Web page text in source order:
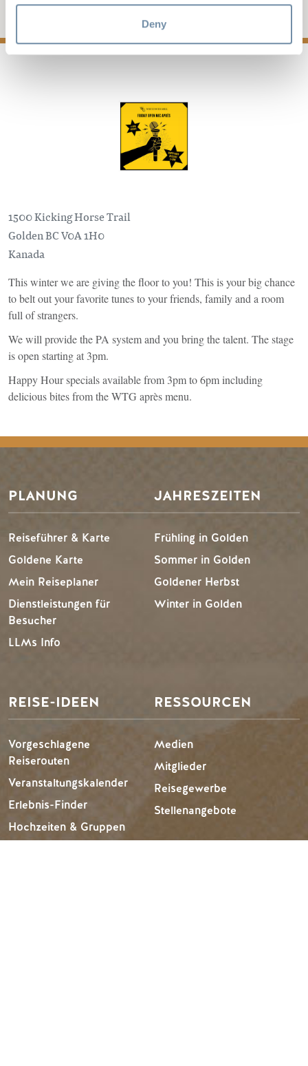
Deny
1500 Kicking Horse Trail
GoldenBCV0A 1H0
Kanada
This winter we are giving the floor to you! This is your big chance
to belt out your favorite tunes to your friends, family and a room
full of strangers.
We will provide the PA system and you bring the talent. The stage
is open starting at 3pm.
Happy Hour specials available from 3pm to 6pm including
delicious bites from the WTG après menu.
PLANUNG
Reiseführer & Karte
Goldene Karte
Mein Reiseplaner
Dienstleistungen für
Besucher
LLMs Info
JAHRESZEITEN
Frühling in Golden
Sommer in Golden
Goldener Herbst
Winter in Golden
REISE-IDEEN
Vorgeschlagene
Reiserouten
Veranstaltungskalender
Erlebnis-Finder
Hochzeiten & Gruppen
RESSOURCEN
Medien
Mitglieder
Reisegewerbe
Stellenangebote